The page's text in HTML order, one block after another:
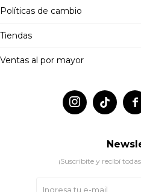
Políticas de cambio
Tiendas
Ventas al por mayor


¡Suscribite y recibí